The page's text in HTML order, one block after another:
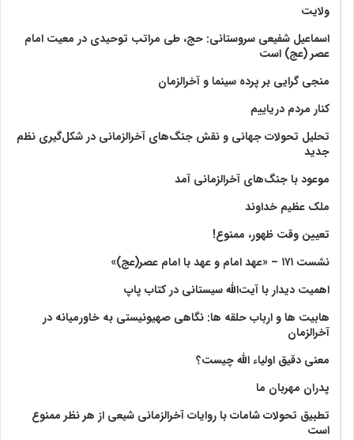
ولايت‏
اسماعیل شفیعی سروستانی: حج، طی مراتب توحیدی در معیت امام
عصر (عج) است
منجی گرایی بر پرده سینما و آخرالزمان
کنار مردم دریاییم
تحلیل تحولات جهانی و نقش جنگ‌های آخرالزمانی در شکل‌گیری نظم
جدید
موعود با جنگ‌های آخرالزمانی آمد
ملک عظیم خداوند
تعیین وقت ظهور، ممنوع!
نشست ۱۷۱ – «عهد امام و عهد با امام عصر(عج)»
اهمیت دیدار با آیت‌الله سیستانی در کتاب پاپ
هابیت ها و ارباب حلقه ها: نگاهی صهیونیستی به خاورمیانه در
آخرالزمان
معنی دقیق اولیاء الله چیست؟
پدران مهربان ما
تطبیق تحولات شامات با روایات آخرالزمانی شیعی از هر نظر ممنوع
است